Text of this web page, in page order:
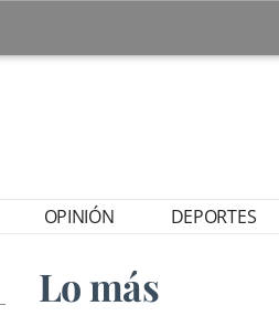
OPINIÓN DEPORTES
Lo más